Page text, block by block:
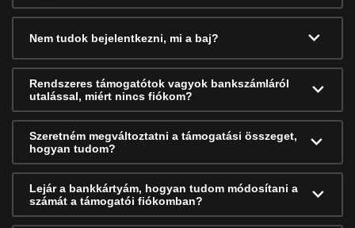
Nem tudok bejelentkezni, mi a baj?
Rendszeres támogatótok vagyok bankszámláról
utalással, miért nincs fiókom?
Szeretném megváltoztatni a támogatási összeget,
hogyan tudom?
Lejár a bankkártyám, hogyan tudom módosítani a
számát a támogatói fiókomban?